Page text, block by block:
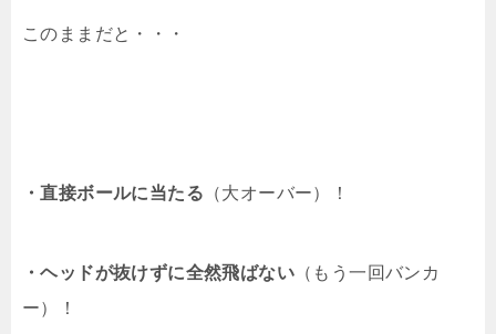
このままだと・・・
・直接ボールに当たる （大オーバー）！
・ヘッドが抜けずに全然飛ばない （もう一回バンカ
ー）！